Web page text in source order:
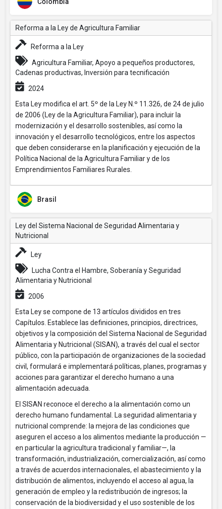
Reforma a la Ley de Agricultura Familiar
Reforma a la Ley
Agricultura Familiar, Apoyo a pequeños productores,
Cadenas productivas, Inversión para tecnificación
2024
Esta Ley modifica el art. 5º de la Ley N.º 11.326, de 24 de julio
de 2006 (Ley de la Agricultura Familiar), para incluir la
modernización y el desarrollo sostenibles, así como la
innovación y el desarrollo tecnológicos, entre los aspectos
que deben considerarse en la planificación y ejecución de la
Política Nacional de la Agricultura Familiar y de los
Emprendimientos Familiares Rurales.
Brasil
Ley del Sistema Nacional de Seguridad Alimentaria y
Nutricional
Ley
Lucha Contra el Hambre, Soberanía y Seguridad
Alimentaria y Nutricional
2006
Esta Ley se compone de 13 artículos divididos en tres
Capítulos. Establece las definiciones, principios, directrices,
objetivos y la composición del Sistema Nacional de Seguridad
Alimentaria y Nutricional (SISAN), a través del cual el sector
público, con la participación de organizaciones de la sociedad
civil, formulará e implementará políticas, planes, programas y
acciones para garantizar el derecho humano a una
alimentación adecuada.
El SISAN reconoce el derecho a la alimentación como un
derecho humano fundamental. La seguridad alimentaria y
nutricional comprende: la mejora de las condiciones que
aseguren el acceso a los alimentos mediante la producción —
en particular la agricultura tradicional y familiar—, la
transformación, industrialización, comercialización, así como
a través de acuerdos internacionales, el abastecimiento y la
distribución de alimentos, incluyendo el acceso al agua, la
generación de empleo y la redistribución de ingresos; la
conservación de la biodiversidad y el uso sostenible de los